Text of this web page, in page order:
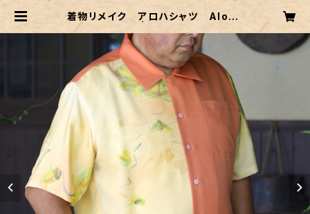
着物リメイク アロハシャツ Aloha
-shirts.002 | 村中手芸オンライン
ショップ 透析小物 シャント君